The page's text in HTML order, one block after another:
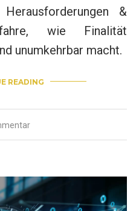
&
wie Finalität
unumkehrbar macht.
READING